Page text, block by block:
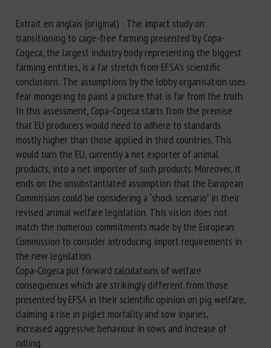
Extrait en anglais (original) : The impact study on
transitioning to cage-free farming presented by Copa-
Cogeca, the largest industry body representing the biggest
farming entities, is a far stretch from EFSA’s scientific
conclusions. The assumptions by the lobby organisation uses
fear mongering to paint a picture that is far from the truth.
In this assessment, Copa-Cogeca starts from the premise
that EU producers would need to adhere to standards
mostly higher than those applied in third countries. This
would turn the EU, currently a net exporter of animal
products, into a net importer of such products. Moreover, it
ends on the unsubstantiated assumption that the European
Commission could be considering a “shock scenario” in their
revised animal welfare legislation. This vision does not
match the numerous commitments made by the European
Commission to consider introducing import requirements in
the new legislation.
Copa-Cogeca put forward calculations of welfare
consequences which are strikingly different from those
presented by EFSA in their scientific opinion on pig welfare,
claiming a rise in piglet mortality and sow injuries,
increased aggressive behaviour in sows and increase of
culling.